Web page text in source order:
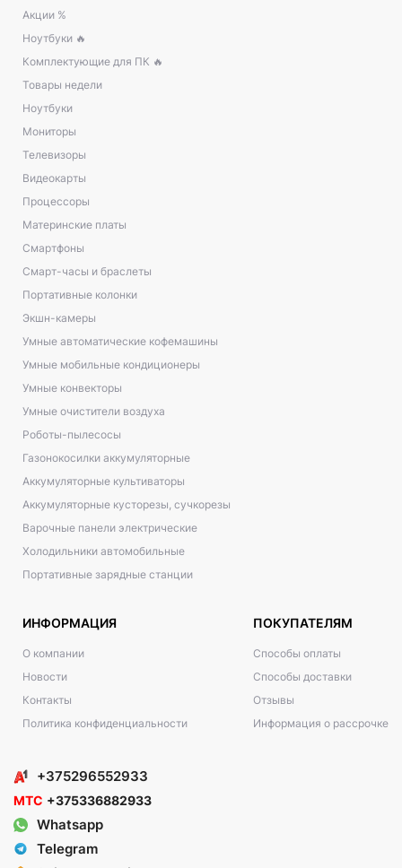
Акции %
Ноутбуки 🔥
Комплектующие для ПК 🔥
Товары недели
Ноутбуки
Мониторы
Телевизоры
Видеокарты
Процессоры
Материнские платы
Смартфоны
Смарт-часы и браслеты
Портативные колонки
Экшн-камеры
Умные автоматические кофемашины
Умные мобильные кондиционеры
Умные конвекторы
Умные очистители воздуха
Роботы-пылесосы
Газонокосилки аккумуляторные
Аккумуляторные культиваторы
Аккумуляторные кусторезы, сучкорезы
Варочные панели электрические
Холодильники автомобильные
Портативные зарядные станции
ИНФОРМАЦИЯ
О компании
Новости
Контакты
Политика конфиденциальности
ПОКУПАТЕЛЯМ
Способы оплаты
Способы доставки
Отзывы
Информация о рассрочке
+375296552933
МТС +375336882933
Whatsapp
Telegram